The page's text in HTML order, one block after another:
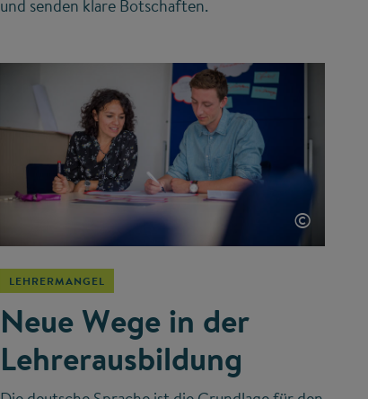
und senden klare Botschaften.
©
LEHRERMANGEL
Neue Wege in der
Lehrerausbildung